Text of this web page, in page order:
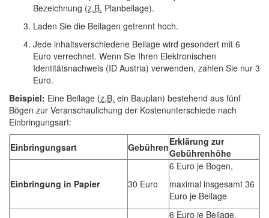
Bezeichnung (z.B. Planbeilage).
Laden Sie die Beilagen getrennt hoch.
Jede inhaltsverschiedene Beilage wird gesondert mit 6
Euro verrechnet. Wenn Sie Ihren Elektronischen
Identitätsnachweis (ID Austria) verwenden, zahlen Sie nur 3
Euro.
Beispiel: Eine Beilage (z.B. ein Bauplan) bestehend aus fünf
Bögen zur Veranschaulichung der Kostenunterschiede nach
Einbringungsart:
Einbringungsart GebührenErklärung zur
Gebührenhöhe
Einbringung in Papier 30 Euro
6 Euro je Bogen,
maximal insgesamt 36
Euro je Beilage
6 Euro je Beilage,